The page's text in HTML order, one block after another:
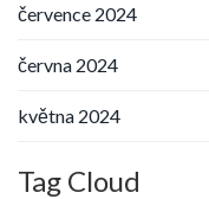
července 2024
června 2024
května 2024
Tag Cloud